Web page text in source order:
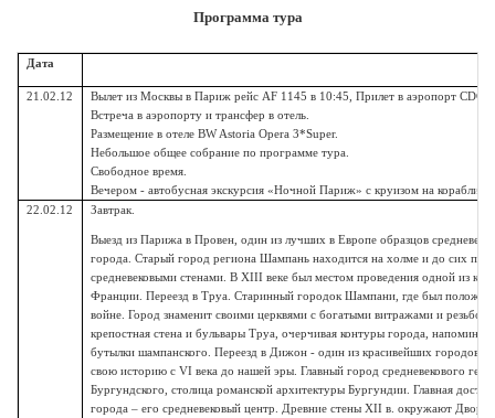
Программа тура
Дата
21.02.12 Вылет из Москвы в Париж рейс AF 1145 в 10:45,Прилет в аэропорт CDG
Встреча в аэропорту и трансфер в отель.
Размещение в отеле BW Astoria Opera 3*Super.
Небольшое общее собрание по программе тура.
Свободное время.
Вечером - автобусная экскурсия «Ночной Париж» с круизом на кораблике
22.02.12
Завтрак.
Выезд из Парижа в Провен, один из лучших в Европе образцов
города. Старый город региона Шампань находится на холме и до сих пор
средневековыми стенами. В XIII веке был местом проведения одной из
Франции. Переезд в Труа. Старинный городок Шампани, где был положен
войне. Город знаменит своими церквями с богатыми витражами и резьбой
крепостная стена и бульвары Труа, очерчивая контуры города,
бутылки шампанского. Переезд в Дижон - один из красивейших городов
свою историю с VI века до нашей эры. Главный город средневекового
Бургундского, столица романской архитектуры Бургундии. Главная
города – его средневековый центр. Древние стены XII в. окружают